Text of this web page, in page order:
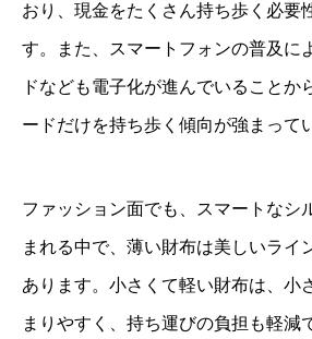
おり、現金をたくさん持ち歩く必要
す。また、スマートフォンの普及に
ドなども電子化が進んでいることか
ードだけを持ち歩く傾向が強まって
ファッション面でも、スマートなシ
まれる中で、薄い財布は美しいライ
あります。小さくて軽い財布は、小
まりやすく、持ち運びの負担も軽減